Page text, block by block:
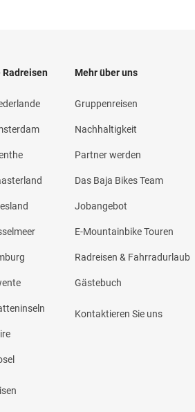
Mehr über uns
Gruppenreisen
Nachhaltigkeit
Partner werden
Das Baja Bikes Team
Jobangebot
E-Mountainbike Touren
Radreisen & Fahrradurlaub
Gästebuch
Kontaktieren Sie uns